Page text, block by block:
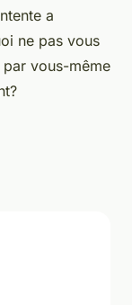
a
ne pas vous
vous-même